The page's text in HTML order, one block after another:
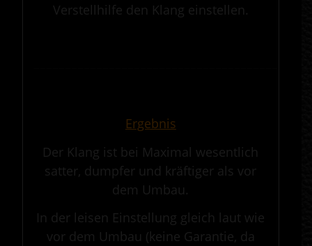
Verstellhilfe den Klang einstellen.
Ergebnis
Der Klang ist bei Maximal wesentlich
satter, dumpfer und kräftiger als vor
dem Umbau.
In der leisen Einstellung gleich laut wie
vor dem Umbau (keine Garantie, da